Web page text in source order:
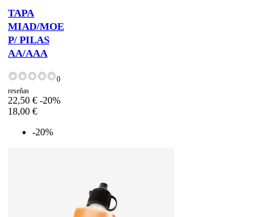
TAPA
MIAD/MOE
P/ PILAS
AA/AAA
0
reseñas
22,50 € -20%
18,00 €
-20%